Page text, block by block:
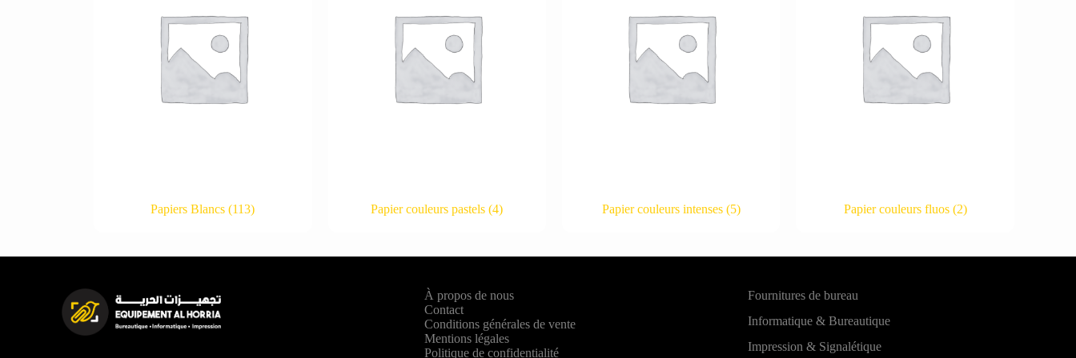
Papiers Blancs(113) Papier couleurs pastels(4) Papier couleurs intenses (5) Papier couleurs fluos (2)
À propos de nous
Contact
Conditions générales de vente
Mentions légales
Politique de confidentialité
Fournitures de bureau
Informatique & Bureautique
Impression & Signalétique